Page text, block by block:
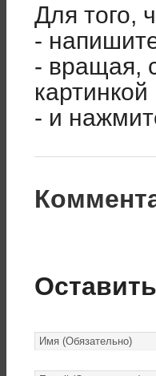
Для того,
-
- вращая,
картинкой
- и